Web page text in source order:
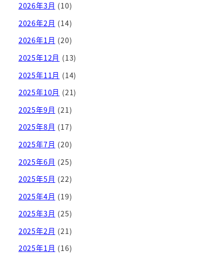
2026年3月 (10)
2026年2月 (14)
2026年1月 (20)
2025年12月 (13)
2025年11月 (14)
2025年10月 (21)
2025年9月 (21)
2025年8月 (17)
2025年7月 (20)
2025年6月 (25)
2025年5月 (22)
2025年4月 (19)
2025年3月 (25)
2025年2月 (21)
2025年1月 (16)